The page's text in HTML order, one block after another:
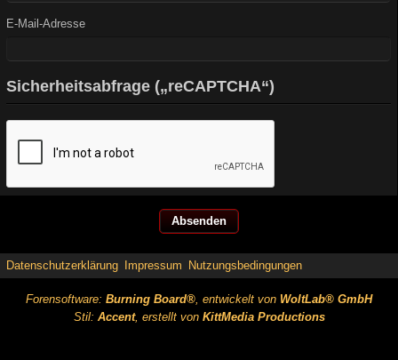
E-Mail-Adresse
Sicherheitsabfrage („reCAPTCHA“)
Datenschutzerklärung Impressum Nutzungsbedingungen
Forensoftware: Burning Board®, entwickelt von WoltLab® GmbH
Stil: Accent, erstellt von KittMedia Productions